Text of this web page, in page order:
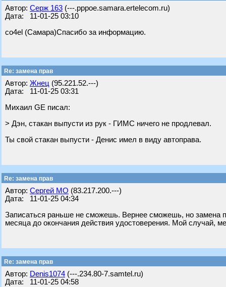
Автор: Серж 163 (---.pppoe.samara.ertelecom.ru)
Дата: 11-01-25 03:10
co4el (Самара)Спасибо за информацию.
Re: замена прав
Автор: Жнец (95.221.52.---)
Дата: 11-01-25 03:31
Михаил GE писал:
> Дэн, стакан выпусти из рук - ГИМС ничего не продлевал.
Ты свой стакан выпусти - Денис имел в виду автоправа.
Re: замена прав
Автор: Сергей МО (83.217.200.---)
Дата: 11-01-25 04:34
Записаться раньше не сможешь. Вернее сможешь, но замена
месяца до окончания действия удостоверения. Мой случай,
Re: замена прав
Автор: Denis1074 (---.234.80-7.samtel.ru)
Дата: 11-01-25 04:58